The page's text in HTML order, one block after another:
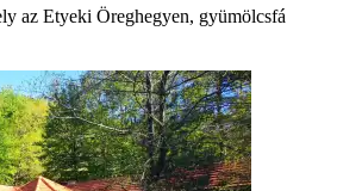
az Etyeki Öreghegyen, gyümölcsfá